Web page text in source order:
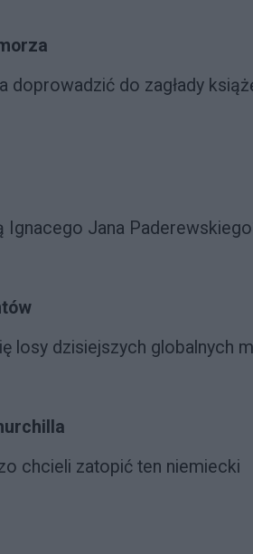
doprowadzić do zagłady
Ignacego Jana
losy dzisiejszych globalnych
chcieli zatopić ten niemiecki